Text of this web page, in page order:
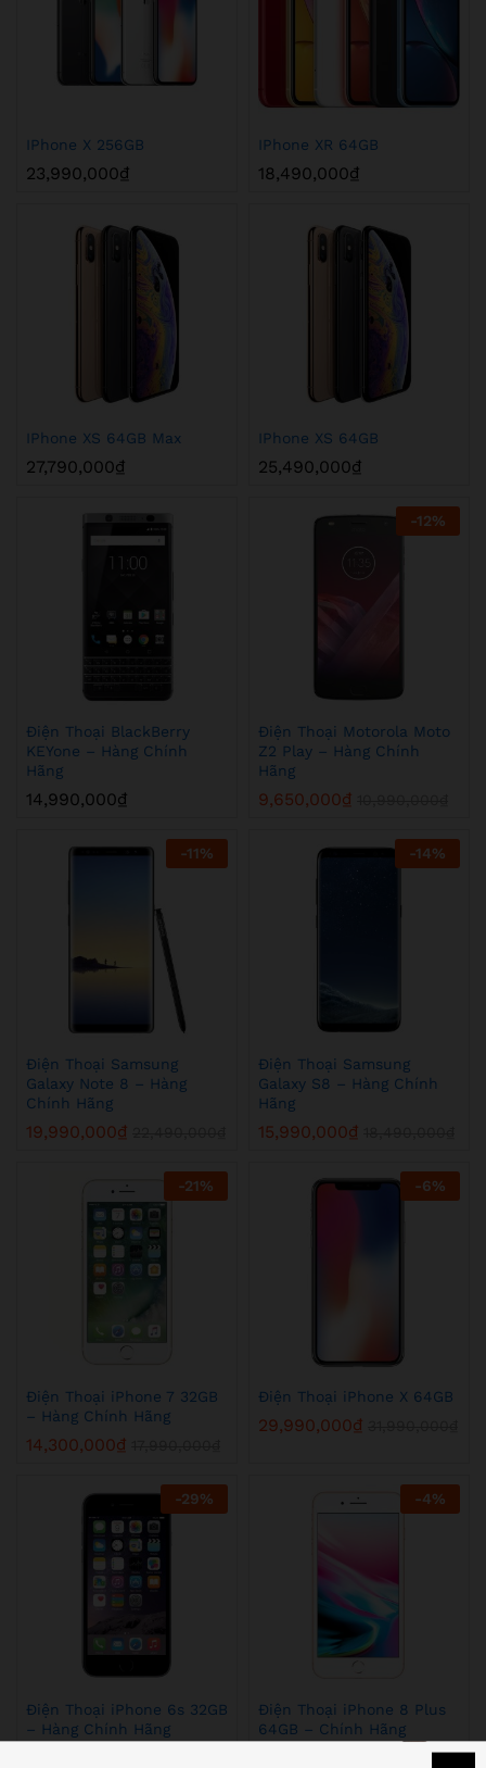
IPhone X 256GB
23,990,000₫
IPhone XR 64GB
18,490,000₫
IPhone XS 64GB Max
27,790,000₫
IPhone XS 64GB
25,490,000₫
Điện Thoại BlackBerry
KEYone – Hàng Chính
Hãng
14,990,000₫
-12%
Điện Thoại Motorola Moto
Z2 Play – Hàng Chính
Hãng
9,650,000₫
-11%
Điện Thoại Samsung
Galaxy Note 8 – Hàng
Chính Hãng
19,990,000₫
-14%
Điện Thoại Samsung
Galaxy S8 – Hàng Chính
Hãng
15,990,000₫
-21%
Điện Thoại iPhone 7 32GB
– Hàng Chính Hãng
14,300,000₫
-6%
Điện Thoại iPhone X 64GB
29,990,000₫
-29%
Điện Thoại iPhone 6s 32GB
– Hàng Chính Hãng
-4%
Điện Thoại iPhone 8 Plus
64GB – Chính Hãng
22,900,000₫